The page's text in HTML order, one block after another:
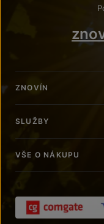
ZNOVÍN
SLUŽBY
VŠE O NÁKUPU